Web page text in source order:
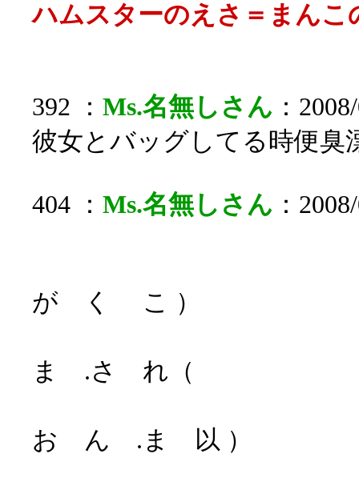
ハムスターのえさ＝まん
392 ： Ms.名無しさん ：
彼女とバッグしてる時便臭
404 ： Ms.名無しさん ：
が く こ ）
ま .さ れ（
お ん .ま 以 ）